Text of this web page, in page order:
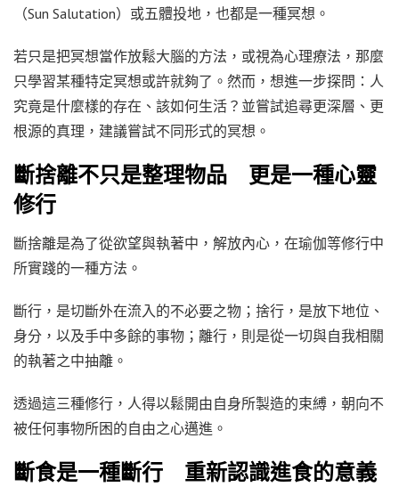
（Sun Salutation）或五體投地，也都是一種冥想。
若只是把冥想當作放鬆大腦的方法，或視為心理療法，那麼
只學習某種特定冥想或許就夠了。然而，想進一步探問：人
究竟是什麼樣的存在、該如何生活？並嘗試追尋更深層、更
根源的真理，建議嘗試不同形式的冥想。
斷捨離不只是整理物品 更是一種心靈
修行
斷捨離是為了從欲望與執著中，解放內心，在瑜伽等修行中
所實踐的一種方法。
斷行，是切斷外在流入的不必要之物；捨行，是放下地位、
身分，以及手中多餘的事物；離行，則是從一切與自我相關
的執著之中抽離。
透過這三種修行，人得以鬆開由自身所製造的束縛，朝向不
被任何事物所困的自由之心邁進。
斷食是一種斷行 重新認識進食的意義